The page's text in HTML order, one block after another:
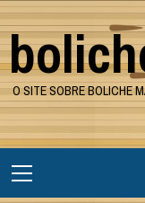
Skip
to
content
O SITE SOBRE BOLICHE
Menu